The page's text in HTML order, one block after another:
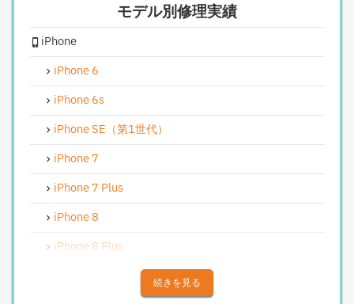
iPhoneカメラレンズガラス交換修理
iPhoneインカメラ交換修理
iPhoneリンゴループ、システム復旧
iPhone基板破損修理（軽度）
iPhoneバイブレータ交換修理
Android修理実績
Androidフロントパネル交換修理
Androidバッテリー交換
Android水没洗浄作業
Androidその他部品修理
モデル別修理実績
iPhone
iPhone 6
iPhone 6s
iPhone SE（第1世代）
iPhone 7
iPhone 7 Plus
iPhone 8
iPhone 8 Plus
続きを見る